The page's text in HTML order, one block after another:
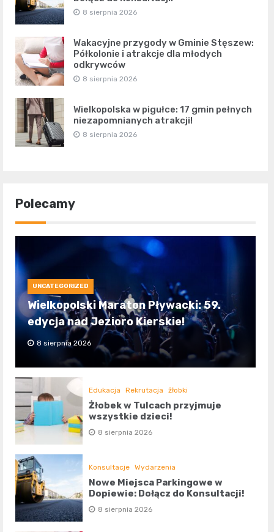
8 sierpnia 2026
Wakacyjne przygody w Gminie Stęszew:
Półkolonie i atrakcje dla młodych
odkrywców
8 sierpnia 2026
Wielkopolska w pigułce: 17 gmin pełnych
niezapomnianych atrakcji!
8 sierpnia 2026
Polecamy
UNCATEGORIZED
Wielkopolski Maraton Pływacki: 59.
edycja nad Jezioro Kierskie!
8 sierpnia 2026
Edukacja Rekrutacja żłobki
Żłobek w Tulcach przyjmuje
wszystkie dzieci!
8 sierpnia 2026
Konsultacje Wydarzenia
Nowe Miejsca Parkingowe w
Dopiewie: Dołącz do Konsultacji!
8 sierpnia 2026